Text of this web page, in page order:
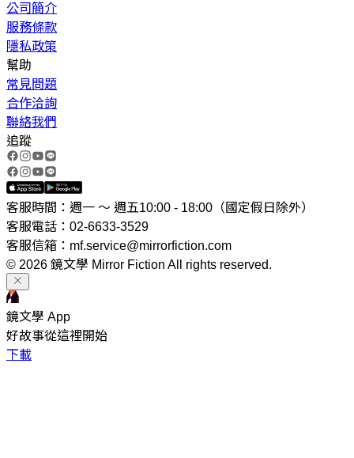
公司簡介
服務條款
隱私政策
幫助
常見問題
合作洽詢
聯絡我們
追蹤
客服時間：週一 ～ 週五10:00 - 18:00（國定假日除外）
客服電話：02-6633-3529
客服信箱：mf.service@mirrorfiction.com
© 2026 鏡文學 Mirror Fiction All rights reserved.
鏡文學 App
好故事從這裡開始
下載